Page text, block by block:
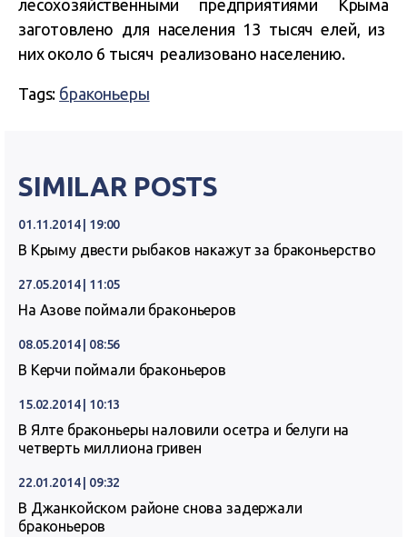
лесохозяйственными предприятиями Крыма
заготовлено для населения 13 тысяч елей, из
них около 6 тысяч реализовано населению.
Tags: браконьеры
SIMILAR POSTS
01.11.2014 | 19:00
В Крыму двести рыбаков накажут за браконьерство
27.05.2014 | 11:05
На Азове поймали браконьеров
08.05.2014 | 08:56
В Керчи поймали браконьеров
15.02.2014 | 10:13
В Ялте браконьеры наловили осетра и белуги на
четверть миллиона гривен
22.01.2014 | 09:32
В Джанкойском районе снова задержали
браконьеров